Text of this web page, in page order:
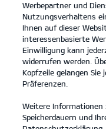
Werbepartner und
Nutzungsverhaltens
Ihnen auf dieser
interessenbasierte
Einwilligung kann
widerrufen werden.
Kopfzeile gelangen
Präferenzen.
Weitere Informationen
Speicherdauern und